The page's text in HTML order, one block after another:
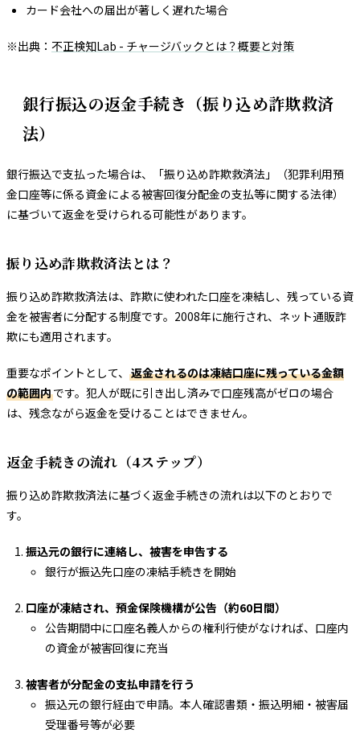
カード会社への届出が著しく遅れた場合
※出典： 不正検知Lab - チャージバックとは？概要と対策
銀行振込の返金手続き（振り込め詐欺救済
法）
銀行振込で支払った場合は、「振り込め詐欺救済法」（犯罪利用預
金口座等に係る資金による被害回復分配金の支払等に関する法律）
に基づいて返金を受けられる可能性があります。
振り込め詐欺救済法とは？
振り込め詐欺救済法は、詐欺に使われた口座を凍結し、残っている資
金を被害者に分配する制度です。2008年に施行され、ネット通販詐
欺にも適用されます。
重要なポイントとして、 返金されるのは凍結口座に残っている金額
の範囲内です。犯人が既に引き出し済みで口座残高がゼロの場合
は、残念ながら返金を受けることはできません。
返金手続きの流れ（4ステップ）
振り込め詐欺救済法に基づく返金手続きの流れは以下のとおりで
す。
振込元の銀行に連絡し、被害を申告する
銀行が振込先口座の凍結手続きを開始
口座が凍結され、預金保険機構が公告（約60日間）
公告期間中に口座名義人からの権利行使がなければ、口座内
の資金が被害回復に充当
被害者が分配金の支払申請を行う
振込元の銀行経由で申請。本人確認書類・振込明細・被害届
受理番号等が必要